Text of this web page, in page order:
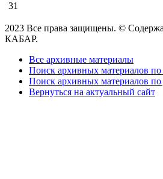
31
2023 Все права защищены. ©
КАБАР.
Все архивные материалы
Поиск архивных материалов
Поиск архивных материалов по
Вернуться на актуальный сайт